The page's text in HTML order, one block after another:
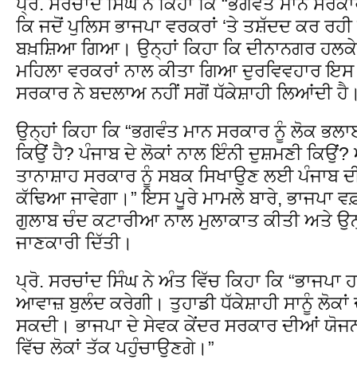
ਕਿ ਜਦੋਂ ਪੁਲਿਸ ਭਾਜਪਾ ਵਰਕਰਾਂ ‘ਤੇ ਤਸ਼ੱਦਦ ਕਰ ਰਹੀ
ਬਖ਼ਸ਼ਿਆ ਗਿਆ। ਉਨ੍ਹਾਂ ਕਿਹਾ ਕਿ ਦੀਨਾਨਗਰ
ਮਹਿਲਾ ਵਰਕਰਾਂ ਨਾਲ ਕੀਤਾ ਗਿਆ ਦੁਰਵਿਵਹਾਰ
ਸਰਕਾਰ ਨੇ ਬਦਲਾਅ ਨਹੀਂ ਸਗੋਂ ਧੱਕੇਸ਼ਾਹੀ ਲਿਆਂਦੀ
ਉਨ੍ਹਾਂ ਕਿਹਾ ਕਿ “ਭਗਵੰਤ ਮਾਨ ਸਰਕਾਰ ਨੂੰ ਲੋਕ
ਕਿਉਂ ਹੈ? ਪੰਜਾਬ ਦੇ ਲੋਕਾਂ ਨਾਲ ਇੰਨੀ ਦੁਸ਼ਮਣੀ
ਤਾਨਾਸ਼ਾਹ ਸਰਕਾਰ ਨੂੰ ਸਬਕ ਸਿਖਾਉਣ ਲਈ ਪੰਜਾਬ
ਕੱਢਿਆ ਜਾਵੇਗਾ।” ਇਸ ਪੂਰੇ ਮਾਮਲੇ ਬਾਰੇ, ਭਾਜਪਾ
ਗੁਲਾਬ ਚੰਦ ਕਟਾਰੀਆ ਨਾਲ ਮੁਲਾਕਾਤ ਕੀਤੀ ਅਤੇ
ਜਾਣਕਾਰੀ ਦਿੱਤੀ।
ਪ੍ਰੋ. ਸਰਚਾਂਦ ਸਿੰਘ ਨੇ ਅੰਤ ਵਿੱਚ ਕਿਹਾ ਕਿ “ਭਾਜਪਾ
ਆਵਾਜ਼ ਬੁਲੰਦ ਕਰੇਗੀ। ਤੁਹਾਡੀ ਧੱਕੇਸ਼ਾਹੀ ਸਾਨੂੰ ਲੋਕਾਂ
ਸਕਦੀ। ਭਾਜਪਾ ਦੇ ਸੇਵਕ ਕੇਂਦਰ ਸਰਕਾਰ ਦੀਆਂ
ਵਿੱਚ ਲੋਕਾਂ ਤੱਕ ਪਹੁੰਚਾਉਣਗੇ।”